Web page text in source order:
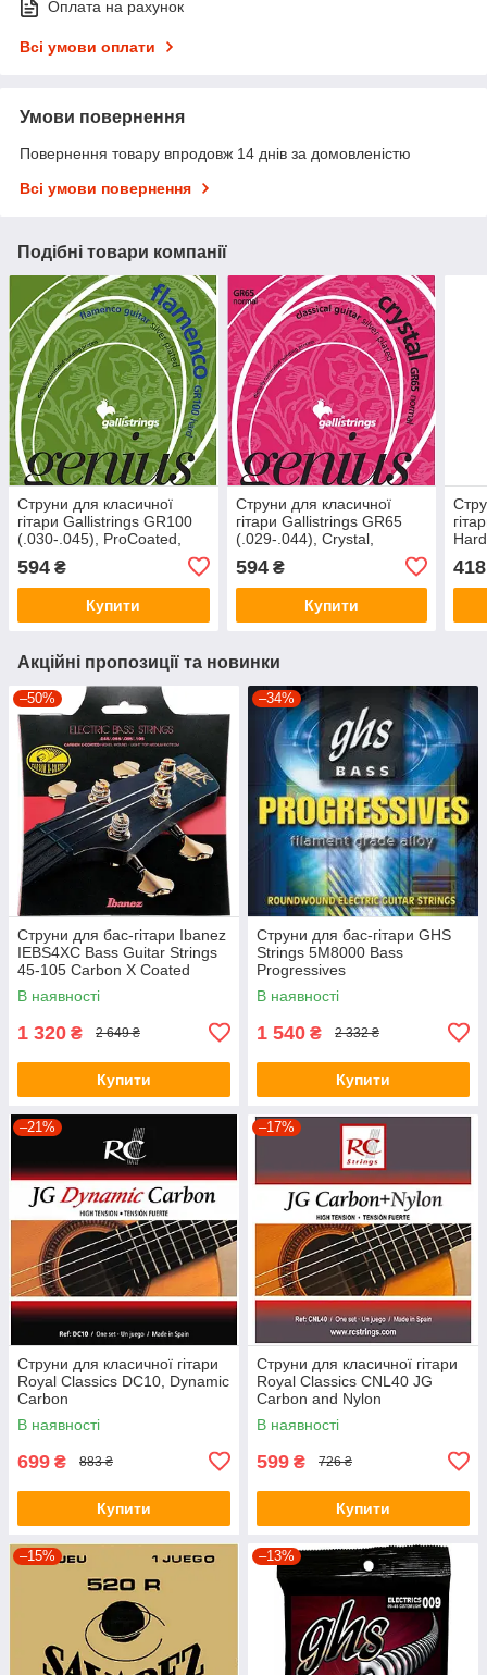
Оплата на рахунок
Всі умови оплати
Умови повернення
Повернення товару впродовж 14 днів за домовленістю
Всі умови повернення
Подібні товари компанії
Струни для класичної
гітари Gallistrings GR100
(.030-.045), ProCoated,
594 ₴
Купити
Струни для класичної
гітари Gallistrings GR65
(.029-.044), Crystal,
ProCoated, Normal, Silver
594₴
Купити
418
Акційні пропозиції та новинки
–50%
Струни для бас-гітари Ibanez
IEBS4XC Bass Guitar Strings
45-105 Carbon X Coated
В наявності
1 320 ₴ 2 649 ₴
Купити
–34%
Струни для бас-гітари GHS
Strings 5M8000 Bass
Progressives
В наявності
1 540 ₴ 2 332 ₴
Купити
–21%
Струни для класичної гітари
Royal Classics DC10, Dynamic
Carbon
В наявності
699 ₴ 883 ₴
Купити
–17%
Струни для класичної гітари
Royal Classics CNL40 JG
Carbon and Nylon
В наявності
599 ₴ 726 ₴
Купити
–15% –13%